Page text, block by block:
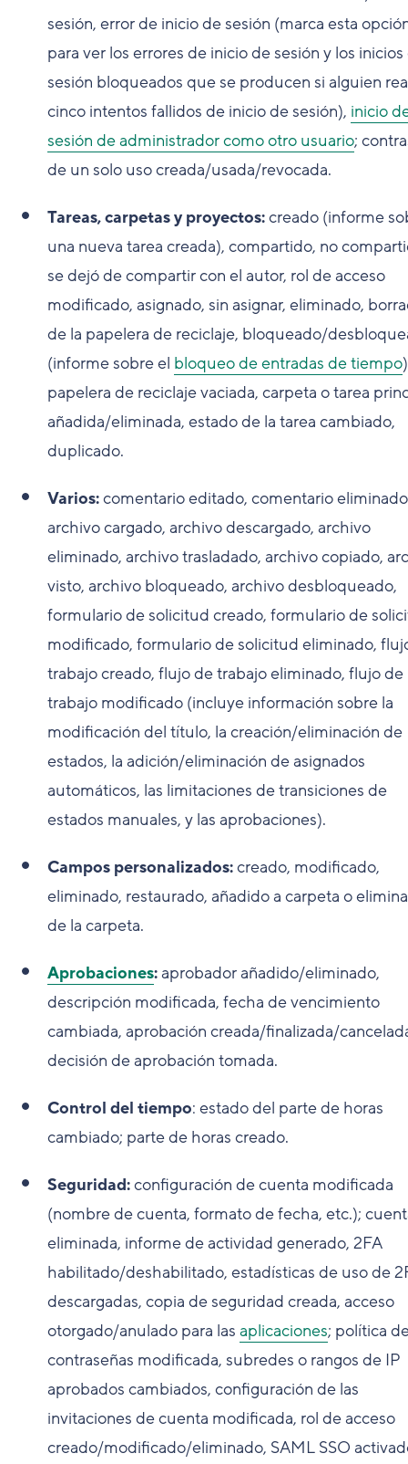
sesión, error de inicio de sesión (marca esta
para ver los errores de inicio de sesión y los
sesión bloqueados que se producen si alguien
cinco intentos fallidos de inicio de sesión), inicio
sesión de administrador como otro usuario;
de un solo uso creada/usada/revocada.
Tareas, carpetas y proyectos:creado (informe
una nueva tarea creada), compartido, no
se dejó de compartir con el autor, rol de acceso
modificado, asignado, sin asignar, eliminado,
de la papelera de reciclaje, bloqueado/
(informe sobre el bloqueo de entradas de tiempo
papelera de reciclaje vaciada, carpeta o tarea
añadida/eliminada, estado de la tarea cambiado,
duplicado.
Varios:comentario editado, comentario
archivo cargado, archivo descargado, archivo
eliminado, archivo trasladado, archivo copiado,
visto, archivo bloqueado, archivo desbloqueado,
formulario de solicitud creado, formulario de
modificado, formulario de solicitud eliminado,
trabajo creado, flujo de trabajo eliminado, flujo de
trabajo modificado (incluye información sobre la
modificación del título, la creación/eliminación de
estados, la adición/eliminación de asignados
automáticos, las limitaciones de transiciones de
estados manuales, y las aprobaciones).
Campos personalizados:creado, modificado,
eliminado, restaurado, añadido a carpeta o
de la carpeta.
Aprobaciones:aprobador añadido/eliminado,
descripción modificada, fecha de vencimiento
cambiada, aprobación creada/finalizada/
decisión de aprobación tomada.
Control del tiempo: estado del parte de horas
cambiado; parte de horas creado.
Seguridad:configuración de cuenta modificada
(nombre de cuenta, formato de fecha, etc.);
eliminada, informe de actividad generado, 2FA
habilitado/deshabilitado, estadísticas de uso de
descargadas, copia de seguridad creada, acceso
otorgado/anulado para las aplicaciones; política
contraseñas modificada, subredes o rangos de IP
aprobados cambiados, configuración de las
invitaciones de cuenta modificada, rol de acceso
creado/modificado/eliminado, SAML SSO